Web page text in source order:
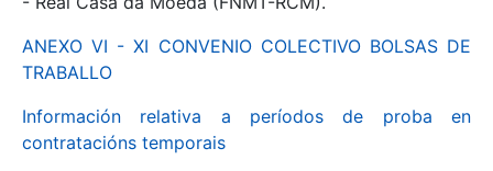
Mostrar/Ocultar
ANEXO VI - XI CONVENIO COLECTIVO BOLSAS DE
TRABALLO
Información relativa a períodos de proba en
contratacións temporais